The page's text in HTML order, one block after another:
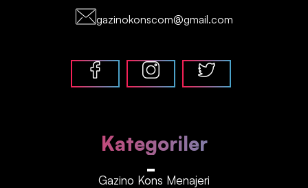
gazinokonscom@gmail.com
Kategoriler
Gazino Kons Menajeri